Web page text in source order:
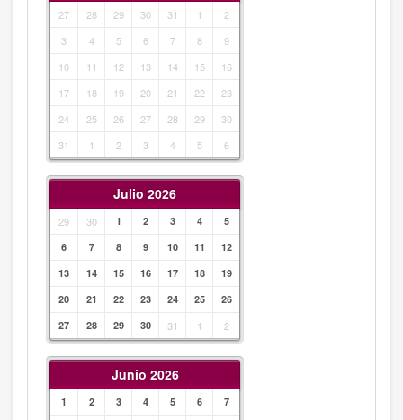
27 28 29 30 31 1
2
3
4 5 6 7 8
9
10
11 12 13 14 15
16
17
18 19 20 21 22
23
24
25 26 27 28 29
30
31
1 2 3 4 5 6
Julio 2026
29 30 1 2 3 4
5
6
7 8 9 10 11
12
13
14 15 16 17 18
19
20
21 22 23 24 25
26
27
28 29 30 31 1 2
Junio 2026
1 2 3 4 5 6
7